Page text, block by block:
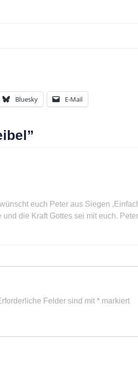
Bluesky E-Mail
euch Peter aus Siegen
die Kraft Gottes sei mit euch. Peter
Felder sind mit * markiert